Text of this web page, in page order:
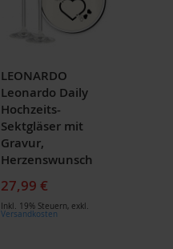
LEONARDO
Leonardo Daily
Hochzeits-
Sektgläser mit
Gravur,
Herzenswunsch
27,99 €
Inkl. 19% Steuern, exkl.
Versandkosten